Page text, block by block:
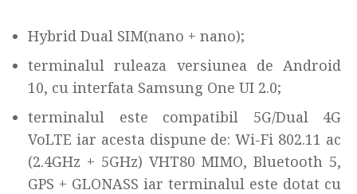
Hybrid Dual SIM(nano + nano);
terminalul ruleaza versiunea de Android
10, cu interfata Samsung One UI 2.0;
terminalul este compatibil 5G/Dual 4G
VoLTE iar acesta dispune de: Wi-Fi 802.11 ac
(2.4GHz + 5GHz) VHT80 MIMO, Bluetooth 5,
GPS + GLONASS iar terminalul este dotat cu